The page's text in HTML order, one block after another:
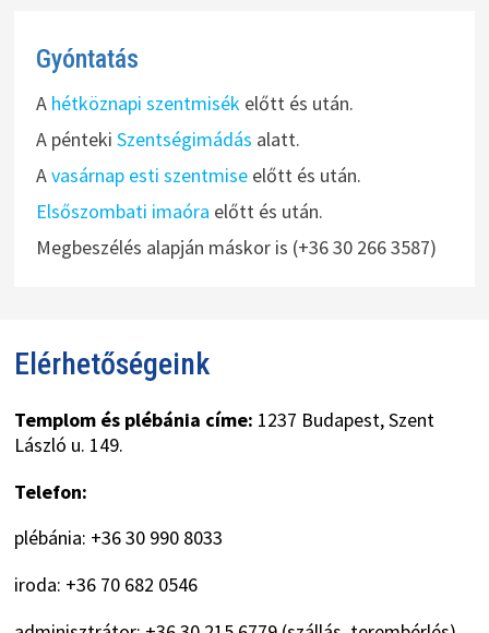
Gyóntatás
A hétköznapi szentmisékelőtt és után.
A pénteki Szentségimádás alatt.
Avasárnap esti szentmiseelőtt és után.
Elsőszombati imaóra előtt és után.
Megbeszélés alapján máskor is (+36 30 266 3587)
Elérhetőségeink
Templom és plébánia címe: 1237 Budapest, Szent
László u. 149.
Telefon:
plébánia: +36 30 990 8033
iroda: +36 70 682 0546